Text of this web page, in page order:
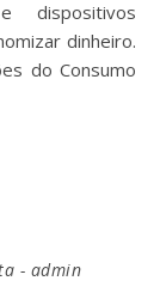
dispositivos
dinheiro.
do Consumo
- admin